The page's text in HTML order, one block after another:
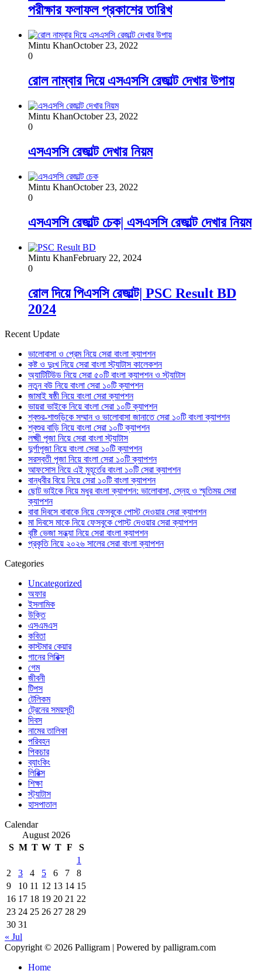
পরীক্ষার ফলাফল প্রকাশের তারিখ
Mintu KhanOctober 23, 2022
0
রোল নাম্বার দিয়ে এসএসসি রেজাল্ট দেখার উপায়
Mintu KhanOctober 23, 2022
0
এসএসসি রেজাল্ট দেখার নিয়ম
Mintu KhanOctober 23, 2022
0
এসএসসি রেজাল্ট চেক| এসএসসি রেজাল্ট দেখার নিয়ম
Mintu KhanFebruary 22, 2024
0
রোল দিয়ে পিএসসি রেজাল্ট| PSC Result BD
2024
Recent Update
ভালোবাসা ও প্রেম নিয়ে সেরা বাংলা ক্যাপশন
কষ্ট ও দুঃখ নিয়ে সেরা বাংলা স্ট্যাটাস কালেকশন
অ্যাটিটিউড নিয়ে সেরা ৫০টি বাংলা ক্যাপশন ও স্ট্যাটাস
নতুন বউ নিয়ে বাংলা সেরা ১০টি ক্যাপশন
জামাই ষষ্ঠী নিয়ে বাংলা সেরা ক্যাপশন
ভায়রা ভাইকে নিয়ে বাংলা সেরা ১০টি ক্যাপশন
শ্বশুর-শাশুড়িকে সম্মান ও ভালোবাসা জানাতে সেরা ১০টি বাংলা ক্যাপশন
শ্বশুর বাড়ি নিয়ে বাংলা সেরা ১০টি ক্যাপশন
লক্ষ্মী পূজা নিয়ে সেরা বাংলা স্ট্যাটাস
দুর্গাপূজা নিয়ে বাংলা সেরা ১০টি ক্যাপশন
সরস্বতী পূজা নিয়ে বাংলা সেরা ১০টি ক্যাপশন
আফসোস নিয়ে এই মুহূর্তের বাংলা ১০টি সেরা ক্যাপশন
বান্ধবীর বিয়ে নিয়ে সেরা ১০টি বাংলা ক্যাপশন
ছোট ভাইকে নিয়ে মধুর বাংলা ক্যাপশন: ভালোবাসা, স্নেহ ও স্মৃতিময় সেরা
ক্যাপশন
বাবা দিবসে বাবাকে নিয়ে ফেসবুকে পোস্ট দেওয়ার সেরা ক্যাপশন
মা দিবসে মাকে নিয়ে ফেসবুকে পোস্ট দেওয়ার সেরা ক্যাপশন
বৃষ্টি ভেজা সন্ধ্যা নিয়ে সেরা বাংলা ক্যাপশন
প্রকৃতি নিয়ে ২০২৬ সালের সেরা বাংলা ক্যাপশন
Categories
Uncategorized
অফার
ইসলামিক
উক্তি
এসএমএস
কবিতা
কাস্টমার কেয়ার
গানের লিরিক্স
গেম
জীবনী
টিপস
টেলিকম
ট্রেনের সময়সূচী
দিবস
নামের তালিকা
পরিবহন
পিকচার
ব্যাংকিং
লিরিক্স
শিক্ষা
স্ট্যাটাস
হাসপাতাল
Calendar
August 2026
S M T W T F
S
1
2
3 4 5 6 7
8
9
10 11 12 13 14 15
16 17 18 19 20 21 22
23 24 25 26 27 28 29
30 31
« Jul
Copyright © 2026 Palligram | Powered by palligram.com
Home